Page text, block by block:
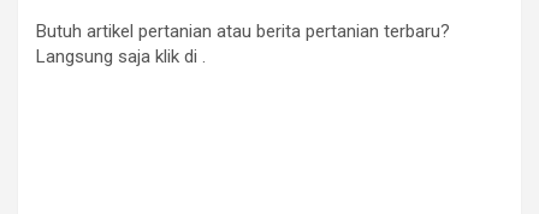
Butuh artikel pertanian atau berita pertanian terbaru?
Langsung saja klik di .